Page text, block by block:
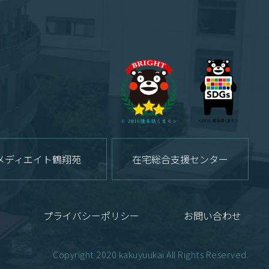
ディエイト鶴翔苑 在宅総合支援センター
プライバシーポリシー お問い合わせ
Copyright 2020 kakuyuukai All Rights Reserved.